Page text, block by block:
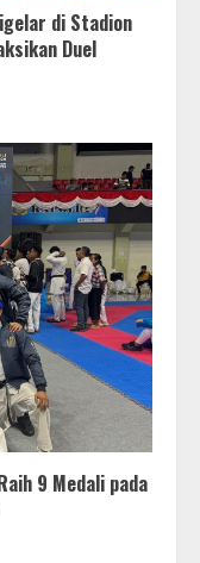
di Stadion
Duel
9 Medali pada